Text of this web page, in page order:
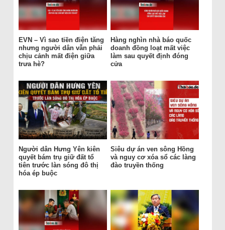
EVN – Vì sao tiền điện tăng
nhưng người dân vẫn phải
chịu cảnh mất điện giữa
trưa hè?
Hàng nghìn nhà báo quốc
doanh đồng loạt mất việc
làm sau quyết định đóng
cửa
Người dân Hưng Yên kiên
quyết bám trụ giữ đất tổ
tiên trước làn sóng đô thị
hóa ép buộc
Siêu dự án ven sông Hồng
và nguy cơ xóa sổ các làng
đào truyền thống